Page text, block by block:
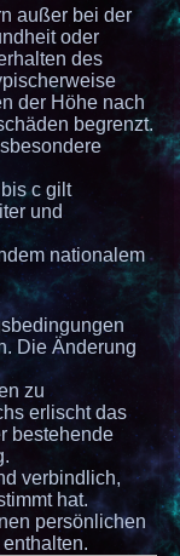
außer bei der
oder
des
der Höhe nach
begrenzt.
c gilt
und
nationalem
Die Änderung
zu
erlischt das
bestehende
verbindlich,
hat.
persönlichen